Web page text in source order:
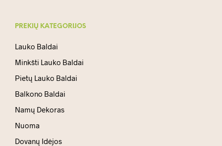
PREKIŲ KATEGORIJOS
Lauko Baldai
Minkšti Lauko Baldai
Pietų Lauko Baldai
Balkono Baldai
Namų Dekoras
Nuoma
Dovanų Idėjos